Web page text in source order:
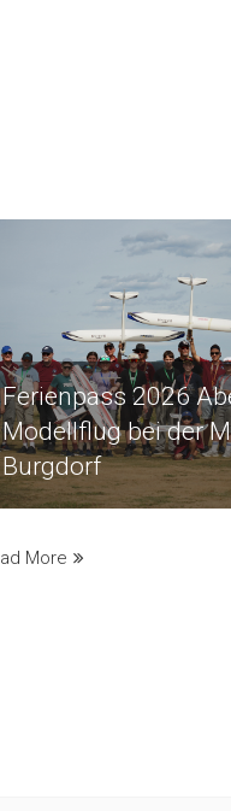
Ferienpass 2026
Modellflug bei der
Burgdorf
More